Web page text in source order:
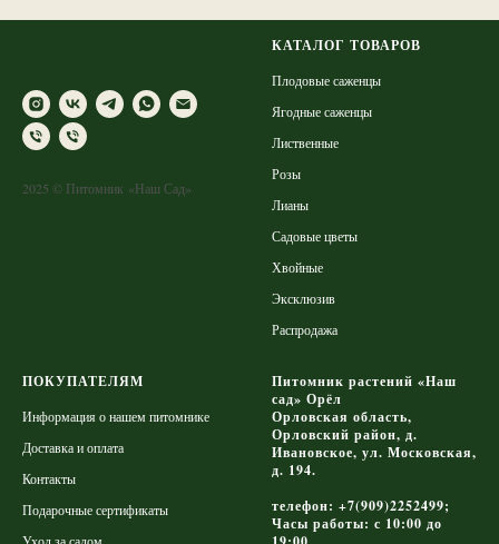
2025 © Питомник «Наш Сад»
КАТАЛОГ ТОВАРОВ
Плодовые саженцы
Ягодные саженцы
Лиственные
Розы
Лианы
Садовые цветы
Хвойные
Эксклюзив
Распродажа
ПОКУПАТЕЛЯМ
Информация о нашем питомнике
Доставка и оплата
Контакты
Подарочные сертификаты
Питомник растений «Наш
сад» Орёл
Орловская область,
Орловский район, д.
Ивановское, ул. Московская,
д. 194.
телефон: +7(909)2252499;
Часы работы: с 10:00 до